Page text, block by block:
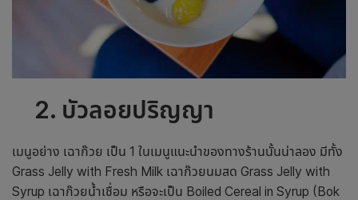
2. บัวลอยปริญญา
เมนูอย่าง เฉาก๊วย เป็น 1 ในเมนูแนะนำของทางร้านนั้นน่าลอง มีทั้ง
Grass Jelly with Fresh Milk เฉาก๊วยนมสด Grass Jelly with
Syrup เฉาก๊วยน้ำเชื่อม หรือจะเป็น Boiled Cereal in Syrup (Bok